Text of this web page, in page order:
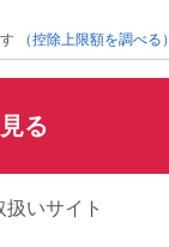
（控除上限額を調べる）
る
扱いサイト